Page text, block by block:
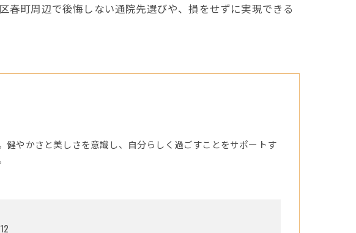
町周辺で後悔しない通院先選びや、損をせずに実現できる
やかさと美しさを意識し、自分らしく過ごすことをサポートす